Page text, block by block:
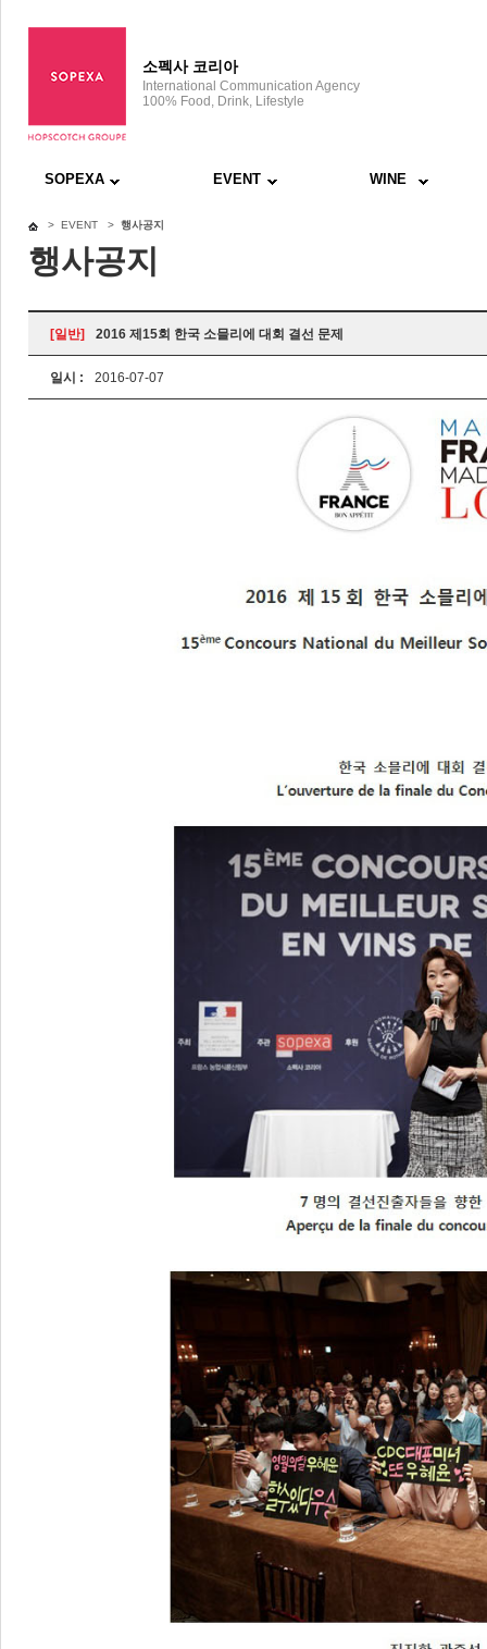
소펙사 코리아
International Communication Agency
100% Food, Drink, Lifestyle
SOPEXA EVENT WINE
> EVENT > 행사공지
행사공지
[일반] 2016 제15회 한국 소믈리에 대회 결선 문제
일시 : 2016-07-07